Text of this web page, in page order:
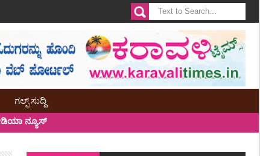
ಗಲ್ಫ್ ಸುದ್ದಿ
ನ್ಯೂಸ್